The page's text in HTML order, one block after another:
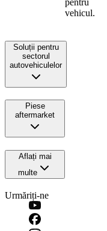
vehicul.
Soluții pentru
sectorul
autovehiculelor
Piese
aftermarket
Aflați mai
multe
Urmăriți-ne